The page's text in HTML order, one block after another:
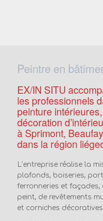
Peintre en
EX/IN SITU
les professionnels
peinture
décoration
à Sprimont,
dans la région
L’entreprise réalise la
plafonds, boiseries,
ferronneries et
peint, de revêtements
et corniches